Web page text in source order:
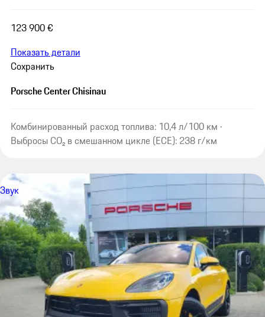
123 900 €
Показать детали
Сохранить
Porsche Center Chisinau
Комбинированный расход топлива: 10,4 л/100 км ·
Выбросы CO₂ в смешанном цикле (ECE): 238 г/км
Звук